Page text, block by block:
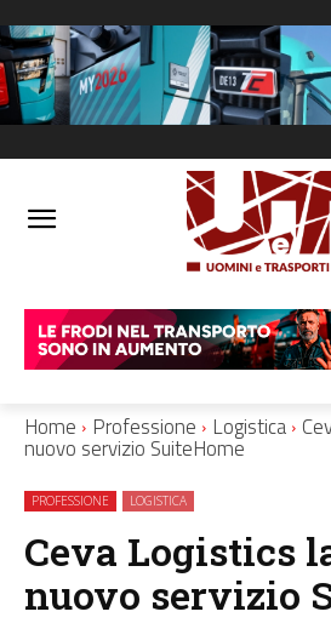
Home Professione Logistica
nuovo servizio SuiteHome
PROFESSIONE LOGISTICA
Ceva Logistics
nuovo servizio